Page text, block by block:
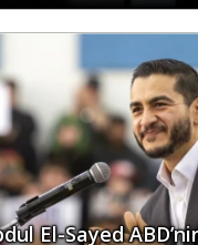
El-Sayed